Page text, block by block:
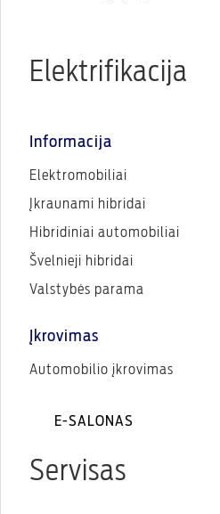
Elektrifikacija
Informacija
Elektromobiliai
Įkraunami hibridai
Hibridiniai automobiliai
Švelnieji hibridai
Valstybės parama
Įkrovimas
Automobilio įkrovimas
E-SALONAS
Servisas